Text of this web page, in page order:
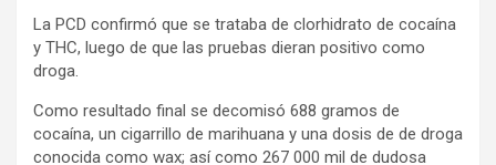
La PCD confirmó que se trataba de clorhidrato de cocaína
y THC, luego de que las pruebas dieran positivo como
droga.
Como resultado final se decomisó 688 gramos de
cocaína, un cigarrillo de marihuana y una dosis de de droga
conocida como wax; así como 267 000 mil de dudosa